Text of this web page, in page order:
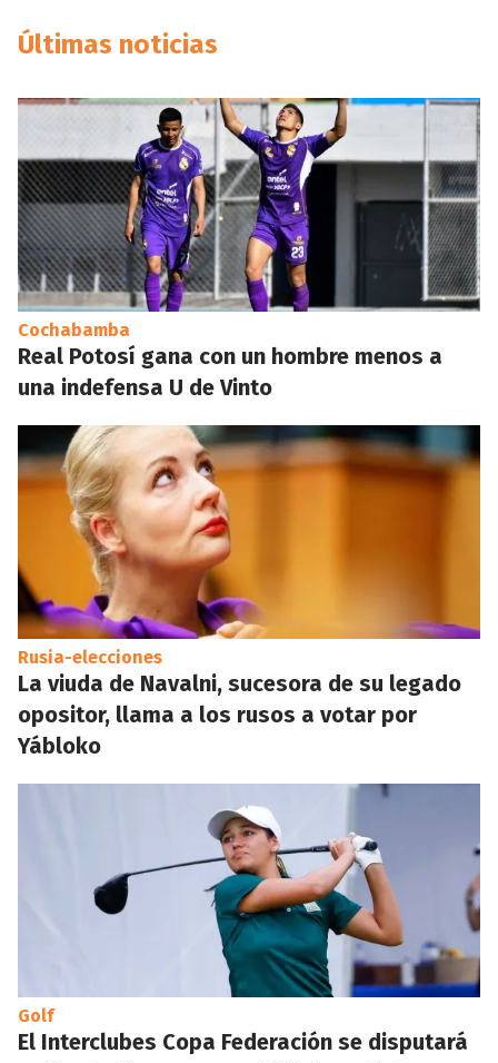
Últimas noticias
Cochabamba
Real Potosí gana con un hombre menos a
una indefensa U de Vinto
Rusia-elecciones
La viuda de Navalni, sucesora de su legado
opositor, llama a los rusos a votar por
Yábloko
Golf
El Interclubes Copa Federación se disputará